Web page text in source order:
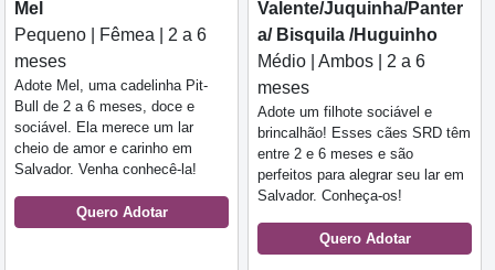
Mel
Pequeno | Fêmea | 2 a 6
meses
Adote Mel, uma cadelinha Pit-
Bull de 2 a 6 meses, doce e
sociável. Ela merece um lar
cheio de amor e carinho em
Salvador. Venha conhecê-la!
Quero Adotar
Valente/Juquinha/Panter
a/ Bisquila /Huguinho
Médio | Ambos | 2 a 6
meses
Adote um filhote sociável e
brincalhão! Esses cães SRD têm
entre 2 e 6 meses e são
perfeitos para alegrar seu lar em
Salvador. Conheça-os!
Quero Adotar